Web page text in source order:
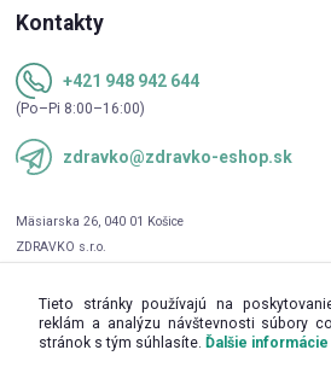
Kontakty
+421 948 942 644
(Po–Pi 8:00–16:00)
zdravko@zdravko-eshop.sk
Tieto stránky používajú na
reklám a analýzu návštevnosti súbory
stránok s tým súhlasíte. Ďalšie informácie